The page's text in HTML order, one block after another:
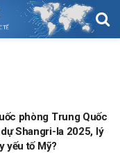
phòng Trung Quốc
Shangri-la 2025, lý
yếu tố Mỹ?